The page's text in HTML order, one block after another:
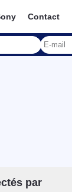
Contact
par